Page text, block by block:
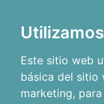
Este sitio web
básica del sitio
marketing,